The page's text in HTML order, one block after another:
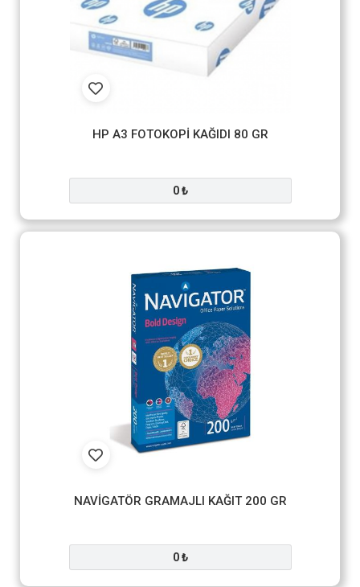
HP A3 FOTOKOPİ KAĞIDI 80 GR
0 ₺
NAVİGATÖR GRAMAJLI KAĞIT 200 GR
0 ₺